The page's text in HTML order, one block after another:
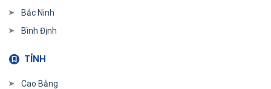
Bắc Ninh
Bình Định
TỈNH
Cao Bằng